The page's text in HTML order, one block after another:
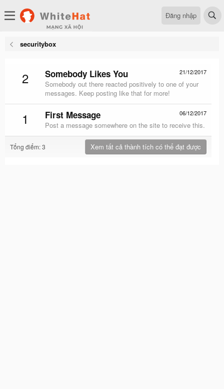
Đăng nhập
securitybox
2 21/12/2017
Somebody Likes You
Somebody out there reacted positively to one of your
messages. Keep posting like that for more!
1 06/12/2017
First Message
Post a message somewhere on the site to receive this.
Tổng điểm: 3 Xem tất cả thành tích có thể đạt được